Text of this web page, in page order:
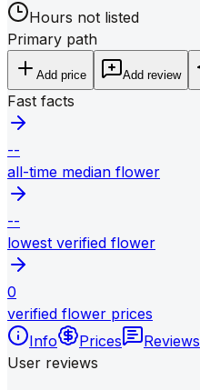
Hours not listed
Primary path
Add price Add review
Fast facts
--
all-time median flower
--
lowest verified flower
0
verified flower prices
Info
Prices Reviews
User reviews